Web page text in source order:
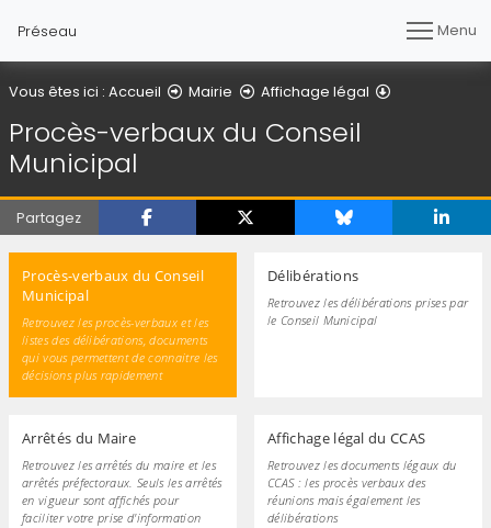
Préseau Menu
Vous êtes ici : Accueil Mairie Affichage légal
Procès-verbaux du Conseil
Municipal
Partagez
Procès-verbaux du Conseil
Municipal
Retrouvez les procès-verbaux et les
listes des délibérations, documents
qui vous permettent de connaitre les
décisions plus rapidement
Délibérations
Retrouvez les délibérations prises par
le Conseil Municipal
Arrêtés du Maire
Retrouvez les arrêtés du maire et les
arrêtés préfectoraux. Seuls les arrêtés
en vigueur sont affichés pour
faciliter votre prise d'information
Affichage légal du CCAS
Retrouvez les documents légaux du
CCAS : les procès verbaux des
réunions mais également les
délibérations